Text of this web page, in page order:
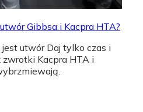
Gibbsa i Kacpra HTA?
utwór Daj tylko czas i
zwrotki Kacpra HTA i